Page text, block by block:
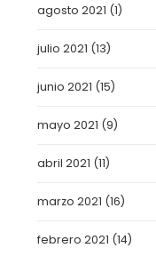
agosto 2021 (1)
julio 2021 (13)
junio 2021 (15)
mayo 2021 (9)
abril 2021 (11)
marzo 2021 (16)
febrero 2021 (14)